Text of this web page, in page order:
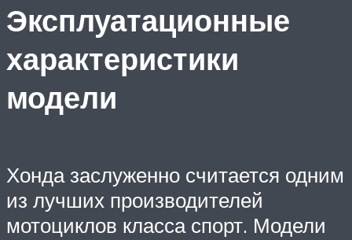
Эксплуатационные
характеристики
модели
Хонда заслуженно считается одним
из лучших производителей
мотоциклов класса спорт. Модели